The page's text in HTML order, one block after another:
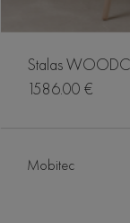
Stalas
1586.00 €
Mobitec